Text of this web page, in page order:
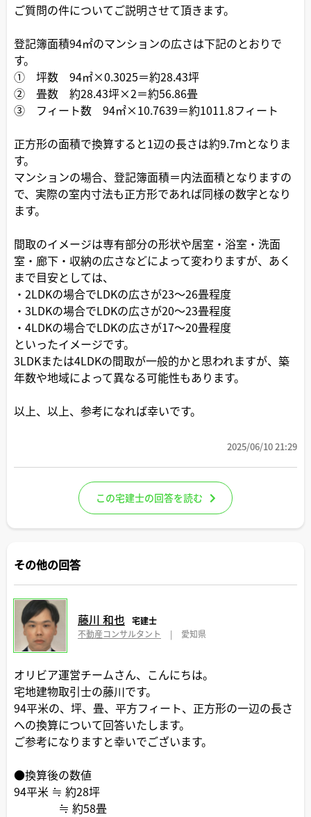
ご質問の件についてご説明させて頂きます。
登記簿面積94㎡のマンションの広さは下記のとおりで
す。
① 坪数 94㎡×0.3025＝約28.43坪
② 畳数 約28.43坪×2＝約56.86畳
③ フィート数 94㎡×10.7639＝約1011.8フィート
正方形の面積で換算すると1辺の長さは約9.7ｍとなりま
す。
マンションの場合、登記簿面積＝内法面積となりますの
で、実際の室内寸法も正方形であれば同様の数字となり
ます。
間取のイメージは専有部分の形状や居室・浴室・洗面
室・廊下・収納の広さなどによって変わりますが、あく
まで目安としては、
・2LDKの場合でLDKの広さが23～26畳程度
・3LDKの場合でLDKの広さが20～23畳程度
・4LDKの場合でLDKの広さが17～20畳程度
といったイメージです。
3LDKまたは4LDKの間取が一般的かと思われますが、築
年数や地域によって異なる可能性もあります。
以上、以上、参考になれば幸いです。
2025/06/10 21:29
この宅建士の回答を読む
その他の回答
藤川 和也
宅建士
不動産コンサルタント
| 愛知県
オリビア運営チームさん、こんにちは。
宅地建物取引士の藤川です。
94平米の、坪、畳、平方フィート、正方形の一辺の長さ
への換算について回答いたします。
ご参考になりますと幸いでございます。
●換算後の数値
94平米 ≒ 約28坪
≒ 約58畳